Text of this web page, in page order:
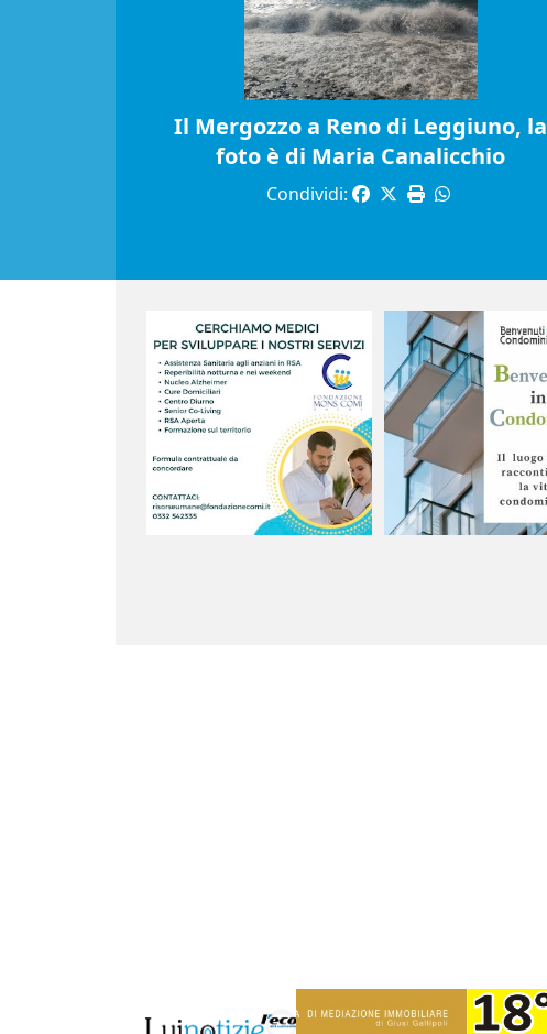
Il Mergozzo a Reno di Leggiuno, la
foto è di Maria Canalicchio
Condividi: